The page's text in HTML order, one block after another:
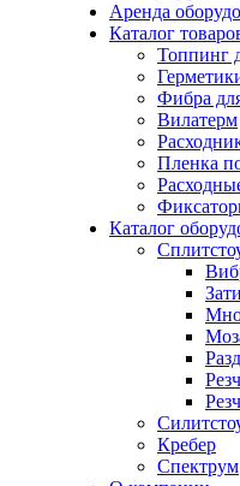
Аренда
Каталог
Топпинг
Фибра
Вилатерм
Пленка
Каталог
Кребер
Спектрум